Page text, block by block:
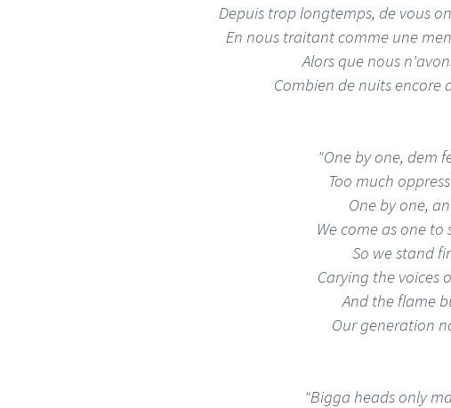
Depuis trop longtemps, de vous
En nous traitant comme une
Alors que nous
Combien de nuits encore
"One by one, dem
Too much
One by one,
We come as one
So we stand
Carying the voices
And the flame
Our generation
"Bigga heads only